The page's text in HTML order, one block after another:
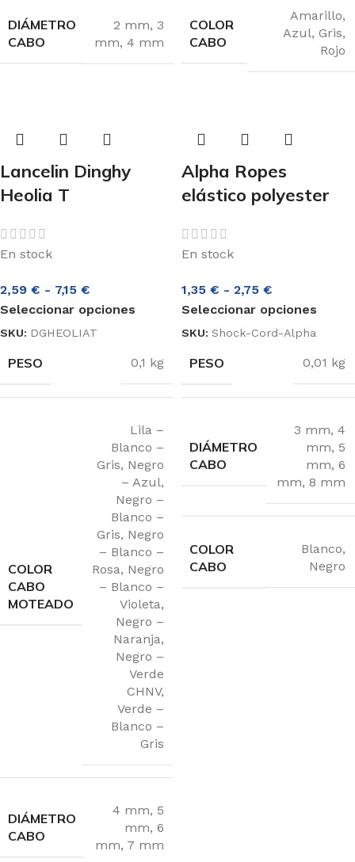
DIÁMETRO
CABO
2 mm, 3
mm, 4 mm
COLOR
CABO
Amarillo,
Azul, Gris,
Rojo
Lancelin Dinghy
Heolia T
En stock
2,59 € - 7,15 €
Seleccionar opciones
SKU: DGHEOLIAT
PESO 0,1 kg
COLOR
CABO
MOTEADO
Lila –
Blanco –
Gris, Negro
– Azul,
Negro –
Blanco –
Gris, Negro
– Blanco –
Rosa, Negro
– Blanco –
Violeta,
Negro –
Naranja,
Negro –
Verde
CHNV,
Verde –
Blanco –
Gris
DIÁMETRO
CABO
4 mm, 5
mm, 6
mm, 7 mm
Alpha Ropes
elástico polyester
En stock
1,35 € - 2,75 €
Seleccionar opciones
SKU: Shock-Cord-Alpha
PESO 0,01 kg
DIÁMETRO
CABO
3 mm, 4
mm, 5
mm, 6
mm, 8 mm
COLOR
CABO
Blanco,
Negro